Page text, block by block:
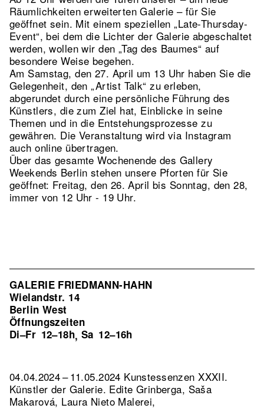
Räumlichkeiten erweiterten Galerie – für Sie
geöffnet sein. Mit einem speziellen „Late-Thursday-
Event“, bei dem die Lichter der Galerie abgeschaltet
werden, wollen wir den „Tag des Baumes“ auf
besondere Weise begehen.
Am Samstag, den 27. April um 13 Uhr haben Sie die
Gelegenheit, den „Artist Talk“ zu erleben,
abgerundet durch eine persönliche Führung des
Künstlers, die zum Ziel hat, Einblicke in seine
Themen und in die Entstehungsprozesse zu
gewähren. Die Veranstaltung wird via Instagram
auch online übertragen.
Über das gesamte Wochenende des Gallery
Weekends Berlin stehen unsere Pforten für Sie
geöffnet: Freitag, den 26. April bis Sonntag, den 28,
immer von 12 Uhr - 19 Uhr.
GALERIE FRIEDMANN-HAHN
Wielandstr. 14
Berlin West
Öffnungszeiten
Di–Fr 12–18h, Sa 12–16h
04.04.2024 – 11.05.2024 Kunstessenzen XXXII.
Künstler der Galerie. Edite Grinberga, Saša
Makarová, Laura Nieto Malerei,